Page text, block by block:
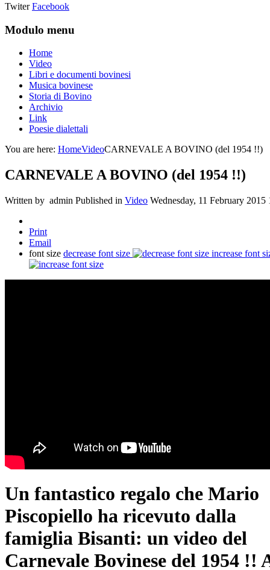
TwiterFacebook
Modulo menu
Home
Video
Libri e documenti bovinesi
Musica bovinese
Storia di Bovino
Archivio
Link
Poesie dialettali
You are here: HomeVideoCARNEVALE A BOVINO (del 1954 !!)
CARNEVALE A BOVINO (del 1954 !!)
Written by admin Published in Video Wednesday, 11 February 2015
Print
Email
font size decrease font size increase font
Un fantastico regalo che Mario
Piscopiello ha ricevuto dalla
famiglia Bisanti: un video del
Carnevale Bovinese del 1954 !!